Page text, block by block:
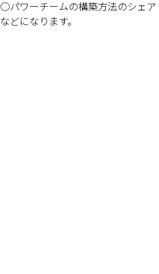
○パワーチームの構築方法のシ
などになります。